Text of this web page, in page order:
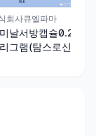
회사큐엘파마
날서방캡슐0.2
그램(탐스로신